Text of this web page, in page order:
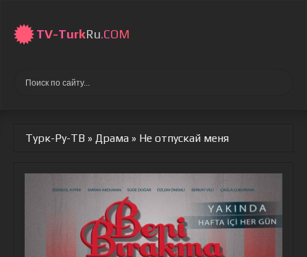
TV-TurkRu.COM
Турк-Ру-ТВ » Драма » Не отпускай меня